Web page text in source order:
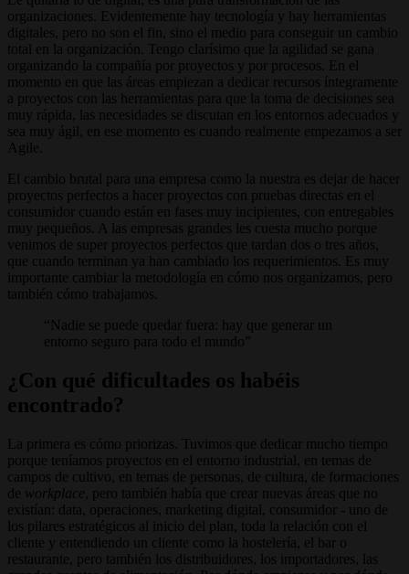
organizaciones. Evidentemente hay tecnología y hay herramientas
digitales, pero no son el fin, sino el medio para conseguir un cambio
total en la organización. Tengo clarísimo que la agilidad se gana
organizando la compañía por proyectos y por procesos. En el
momento en que las áreas empiezan a dedicar recursos íntegramente
a proyectos con las herramientas para que la toma de decisiones sea
muy rápida, las necesidades se discutan en los entornos adecuados y
sea muy ágil, en ese momento es cuando realmente empezamos a ser
Agile.
El cambio brutal para una empresa como la nuestra es dejar de hacer
proyectos perfectos a hacer proyectos con pruebas directas en el
consumidor cuando están en fases muy incipientes, con entregables
muy pequeños. A las empresas grandes les cuesta mucho porque
venimos de super proyectos perfectos que tardan dos o tres años,
que cuando terminan ya han cambiado los requerimientos. Es muy
importante cambiar la metodología en cómo nos organizamos, pero
también cómo trabajamos.
Nadie se puede quedar fuera: hay que generar un
entorno seguro para todo el mundo
¿Con qué dificultades os habéis
encontrado?
La primera es cómo priorizas. Tuvimos que dedicar mucho tiempo
porque teníamos proyectos en el entorno industrial, en temas de
campos de cultivo, en temas de personas, de cultura, de formaciones
de workplace
, pero también había que crear nuevas áreas que no
existían: data, operaciones, marketing digital, consumidor - uno de
los pilares estratégicos al inicio del plan, toda la relación con el
cliente y entendiendo un cliente como la hostelería, el bar o
restaurante, pero también los distribuidores, los importadores, las